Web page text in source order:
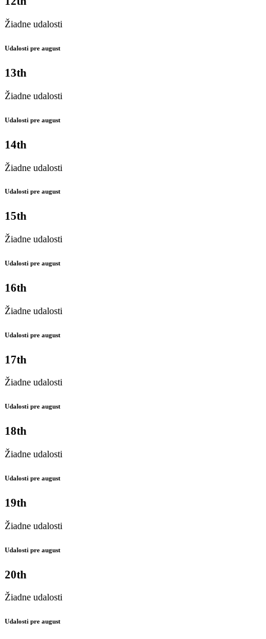
Žiadne udalosti
Udalosti pre august
13th
Žiadne udalosti
Udalosti pre august
14th
Žiadne udalosti
Udalosti pre august
15th
Žiadne udalosti
Udalosti pre august
16th
Žiadne udalosti
Udalosti pre august
17th
Žiadne udalosti
Udalosti pre august
18th
Žiadne udalosti
Udalosti pre august
19th
Žiadne udalosti
Udalosti pre august
20th
Žiadne udalosti
Udalosti pre august